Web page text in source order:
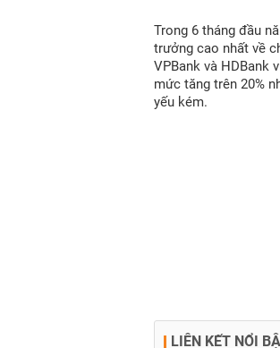
Trong 6 tháng đầu
trưởng cao nhất về
VPBank và HDBank
mức tăng trên 20%
yếu kém.
LIÊN KẾT NỔI